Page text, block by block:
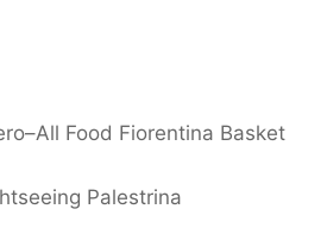
Food Fiorentina Basket
Palestrina